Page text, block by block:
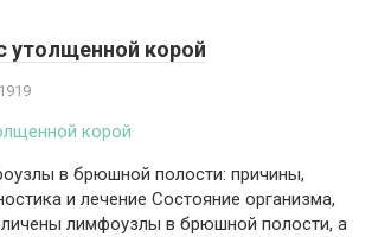
корой
в брюшной полости: причины,
и лечение Состояние организма,
лимфоузлы в брюшной полости, а